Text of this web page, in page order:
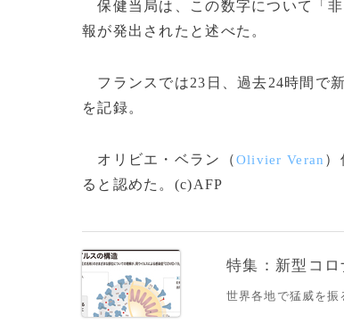
保健当局は、この数字について「
報が発出されたと述べた。
フランスでは23日、過去24時間で
を記録。
オリビエ・ベラン（Olivier Veran ）
ると認めた。(c)AFP
特集：新型コ
世界各地で猛威を振